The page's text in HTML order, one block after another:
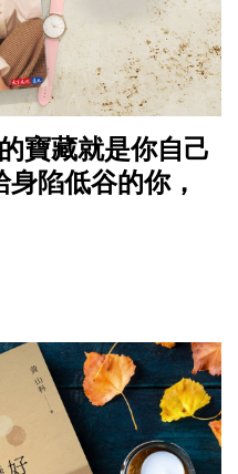
寶藏就是你自己
身陷低谷的你，